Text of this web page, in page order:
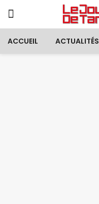
ACCUEIL ACTUALITÉS